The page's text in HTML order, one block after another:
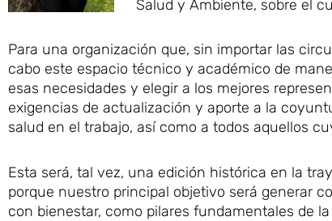
Salud y Ambiente, sobre el
Para una organización que, sin importar las
cabo este espacio técnico y académico de
esas necesidades y elegir a los mejores
exigencias de actualización y aporte a la
salud en el trabajo, así como a todos aquellos
Esta será, tal vez, una edición histórica en la
porque nuestro principal objetivo será generar
con bienestar, como pilares fundamentales de